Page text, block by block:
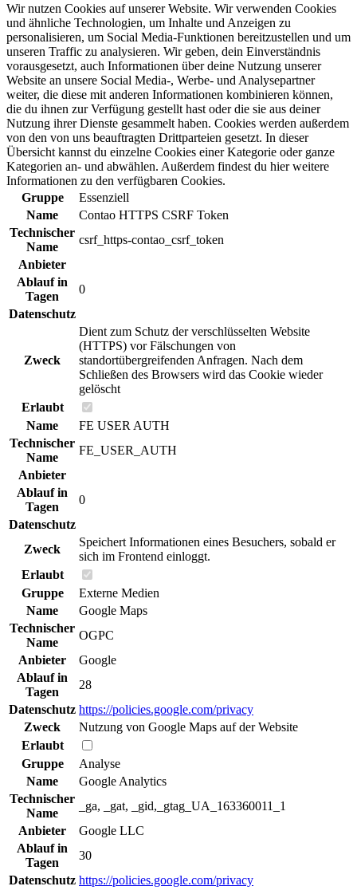
Wir nutzen Cookies auf unserer Website. Wir verwenden Cookies
und ähnliche Technologien, um Inhalte und Anzeigen zu
personalisieren, um Social Media-Funktionen bereitzustellen und um
unseren Traffic zu analysieren. Wir geben, dein Einverständnis
vorausgesetzt, auch Informationen über deine Nutzung unserer
Website an unsere Social Media-, Werbe- und Analysepartner
weiter, die diese mit anderen Informationen kombinieren können,
die du ihnen zur Verfügung gestellt hast oder die sie aus deiner
Nutzung ihrer Dienste gesammelt haben. Cookies werden außerdem
von den von uns beauftragten Drittparteien gesetzt. In dieser
Übersicht kannst du einzelne Cookies einer Kategorie oder ganze
Kategorien an- und abwählen. Außerdem findest du hier weitere
Informationen zu den verfügbaren Cookies.
Gruppe
Essenziell
Name
Contao HTTPS CSRF Token
Technischer
Name
csrf_https-contao_csrf_token
Anbieter
Ablauf in
Tagen
0
Datenschutz
Zweck
Dient zum Schutz der verschlüsselten Website
(HTTPS) vor Fälschungen von
standortübergreifenden Anfragen. Nach dem
Schließen des Browsers wird das Cookie wieder
gelöscht
Erlaubt
Name
FE USER AUTH
Technischer
Name
FE_USER_AUTH
Anbieter
Ablauf in
Tagen
0
Datenschutz
Zweck
Speichert Informationen eines Besuchers, sobald er
sich im Frontend einloggt.
Erlaubt
Gruppe
Externe Medien
Name
Google Maps
Technischer
Name
OGPC
Anbieter
Google
Ablauf in
Tagen
28
Datenschutz https://policies.google.com/privacy
Zweck
Nutzung von Google Maps auf der Website
Erlaubt
Gruppe
Analyse
Name
Google Analytics
Technischer
Name
_ga, _gat, _gid,_gtag_UA_163360011_1
Anbieter
Google LLC
Ablauf in
Tagen
30
Datenschutz https://policies.google.com/privacy